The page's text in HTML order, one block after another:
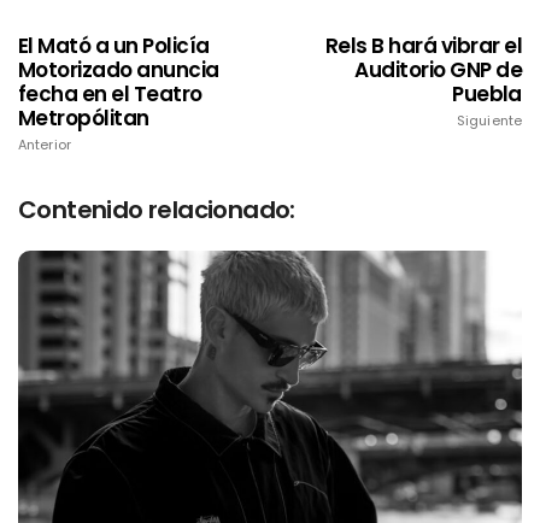
El Mató a un Policía
Motorizado anuncia
fecha en el Teatro
Metropólitan
Anterior
Rels B hará vibrar el
Auditorio GNP de
Puebla
Siguiente
Contenido relacionado: